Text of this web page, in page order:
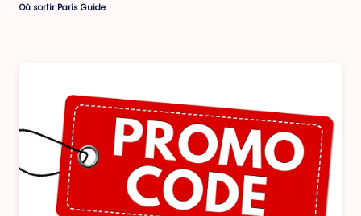
Posted
Où sortir Paris Guide